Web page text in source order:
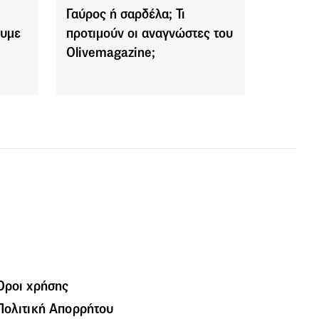
Γαύρος ή σαρδέλα; Τι
προτιμούν οι αναγνώστες του
Olivemagazine;
χρήσης
Απορρήτου